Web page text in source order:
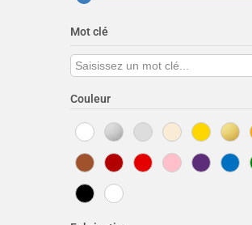
Mot clé
Couleur